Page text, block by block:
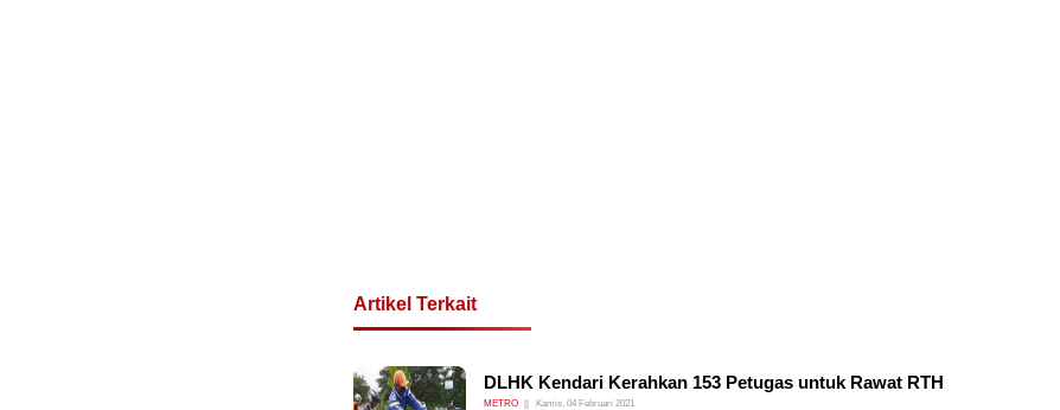
Artikel Terkait
DLHK Kendari Kerahkan 153 Petugas untuk Rawat RTH
METRO Kamis, 04 Februari 2021